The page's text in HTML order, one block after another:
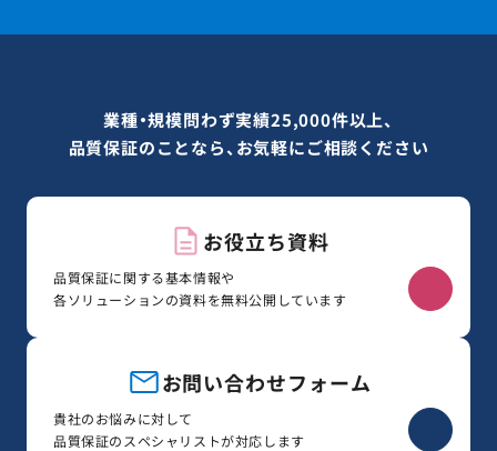
業種・規模問わず実績25,000件以上、
品質保証のことなら、お気軽にご相談ください
お役立ち資料
品質保証に関する基本情報や
各ソリューションの資料を無料公開しています
お問い合わせフォーム
貴社のお悩みに対して
品質保証のスペシャリストが対応します